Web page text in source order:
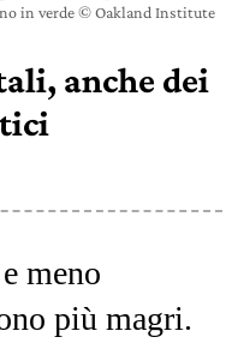
in verde © Oakland Institute
anche dei
meno
più magri.